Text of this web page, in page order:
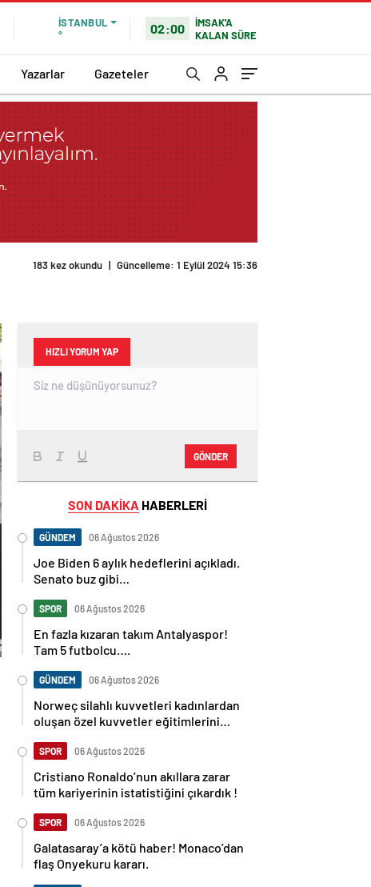
İSTANBUL
°
02:00
İMSAK'A
KALAN SÜRE
Yazarlar Gazeteler
183 kez okundu | Güncelleme: 1 Eylül 2024 15:36
HIZLI YORUM YAP
GÖNDER
SON DAKİKA HABERLERİ
GÜNDEM 06 Ağustos 2026
Joe Biden 6 aylık hedeflerini açıkladı.
Senato buz gibi…
SPOR 06 Ağustos 2026
En fazla kızaran takım Antalyaspor!
Tam 5 futbolcu….
GÜNDEM 06 Ağustos 2026
Norweç silahlı kuvvetleri kadınlardan
oluşan özel kuvvetler eğitimlerini
SPOR 06 Ağustos 2026
Cristiano Ronaldo’nun akıllara zarar
tüm kariyerinin istatistiğini çıkardık !
SPOR 06 Ağustos 2026
Galatasaray’a kötü haber! Monaco’dan
flaş Onyekuru kararı.